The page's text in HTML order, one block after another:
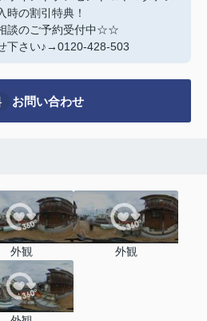
時の割引特典！
談のご予約受付中☆☆
下さい♪→0120-428-503
お問い合わせ
外観 外観